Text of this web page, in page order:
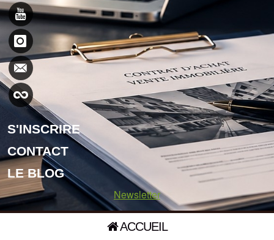
S'INSCRIRE
CONTACT
LE BLOG
Newsletter
ACCUEIL